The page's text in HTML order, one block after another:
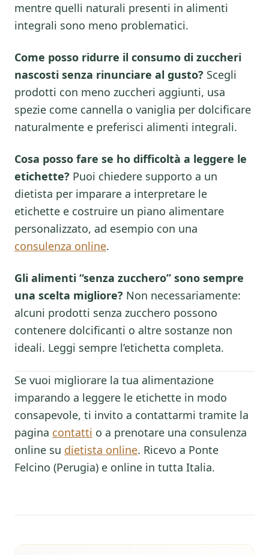
mentre quelli naturali presenti in alimenti
integrali sono meno problematici.
Come posso ridurre il consumo di zuccheri
nascosti senza rinunciare al gusto? Scegli
prodotti con meno zuccheri aggiunti, usa
spezie come cannella o vaniglia per dolcificare
naturalmente e preferisci alimenti integrali.
Cosa posso fare se ho difficoltà a leggere le
etichette? Puoi chiedere supporto a un
dietista per imparare a interpretare le
etichette e costruire un piano alimentare
personalizzato, ad esempio con una
consulenza online.
Gli alimenti “senza zucchero” sono sempre
una scelta migliore? Non necessariamente:
alcuni prodotti senza zucchero possono
contenere dolcificanti o altre sostanze non
ideali. Leggi sempre l’etichetta completa.
Se vuoi migliorare la tua alimentazione
imparando a leggere le etichette in modo
consapevole, ti invito a contattarmi tramite la
pagina contatti o a prenotare una consulenza
online su dietista online. Ricevo a Ponte
Felcino (Perugia) e online in tutta Italia.